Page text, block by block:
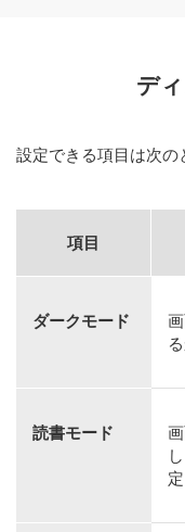
デ
設定できる項目は次の
項目
ダークモード
読書モード